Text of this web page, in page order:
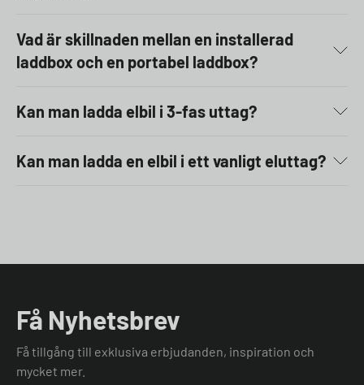
Vad är skillnaden mellan en installerad
laddbox och en portabel laddbox?
Kan man ladda elbil i 3-fas uttag?
Kan man ladda en elbil i ett vanligt eluttag?
Få Nyhetsbrev
Få tillgång till exklusiva erbjudanden, inspiration och
mycket mer.